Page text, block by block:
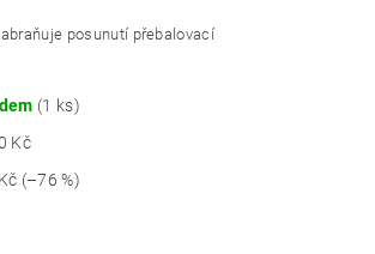
posunutí přebalovací
(1 ks)
Kč
(–76 %)